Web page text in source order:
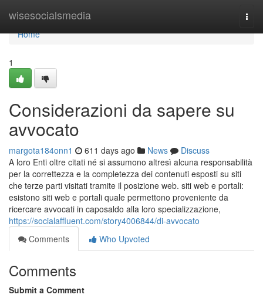
wisesocialsmedia
Home
Home
1
Considerazioni da sapere su
avvocato
margota184onn1 611 days ago News
Discuss
A loro Enti oltre citati né si assumono altresì alcuna responsabilità
per la correttezza e la completezza dei contenuti esposti su siti
che terze parti visitati tramite il posizione web. siti web e portali:
esistono siti web e portali quale permettono proveniente da
ricercare avvocati in caposaldo alla loro specializzazione,
https://socialaffluent.com/story4006844/di-avvocato
Comments
Who Upvoted
Comments
Submit a Comment